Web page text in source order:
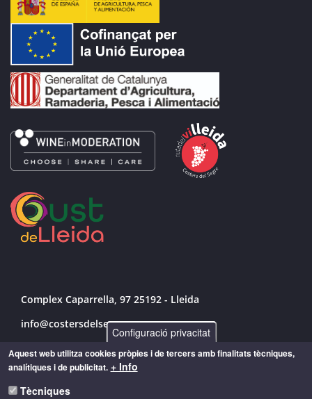
Complex Caparrella, 97 25192 - Lleida
info@costersdelsegre.es
973 264 583
Configuració privacitat
Aquest web utilitza cookies pròpies i de tercers amb finalitats tècniques,
analítiques i de publicitat. + Info
Tècniques